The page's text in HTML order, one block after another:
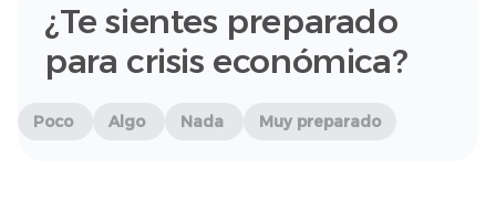
¿Te sientes preparado
para crisis económica?
Poco Algo Nada Muy preparado